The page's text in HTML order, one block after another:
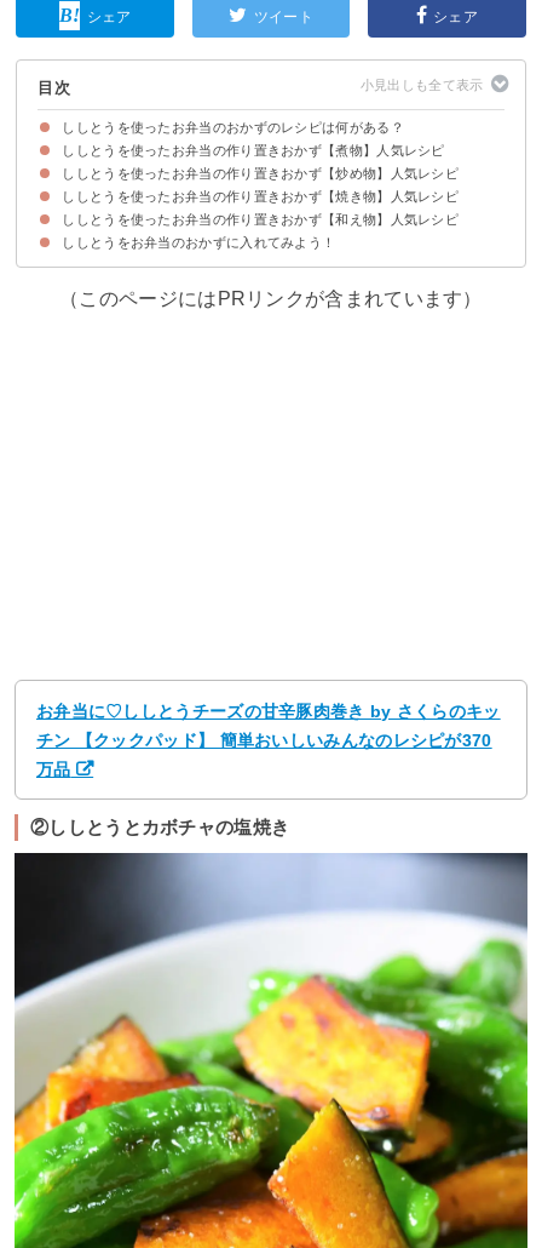
シェア ツイート シェア
目次
ししとうを使ったお弁当のおかずのレシピは何がある？
ししとうを使ったお弁当の作り置きおかず【煮物】人気レシピ
①ししとう煮浸し
②ししとうと茄子の煮物
③ししとうと茄子とベーコンの煮物
④ししとうの鯖缶トマト煮
ししとうを使ったお弁当の作り置きおかず【炒め物】人気レシピ
①ししとうのアンチョビ炒め
②ツナ入り無限ししとう
③大量消費にししとうのじゃこふりかけ
④ししとうと豚肉のオイスターソース炒め
⑤ししとうチャンプルー
⑥ししとう入り豚丼
⑦ししとうと豚肉の粒マスタード炒め
⑧ししとうの卵とじ
ししとうを使ったお弁当の作り置きおかず【焼き物】人気レシピ
①ししとうのチーズ肉巻き
②ししとうとカボチャの塩焼き
③ししとうのツナマヨオーブン焼き
④ししとうとピーマンのチーズチヂミ
⑤ししとうの肉詰め
⑥ししとうのハム巻き
⑦牛サーロインとししとうの黒こしょう焼き
ししとうを使ったお弁当の作り置きおかず【和え物】人気レシピ
①ししとうの胡麻味噌和え
②ししとうとキムチの和え物
③ししとうのピクルス
ししとうをお弁当のおかずに入れてみよう！
（このページにはPRリンクが含まれています）
お弁当に♡ししとうチーズの甘辛豚肉巻き by さくらのキッ
チン 【クックパッド】 簡単おいしいみんなのレシピが370
万品
②ししとうとカボチャの塩焼き